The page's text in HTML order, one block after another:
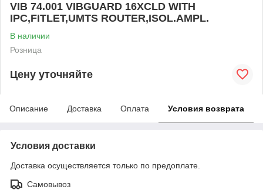
VIB 74.001 VIBGUARD 16XCLD WITH
IPC,FITLET,UMTS ROUTER,ISOL.AMPL.
В наличии
Розница
Цену уточняйте
Описание Доставка Оплата Условия возврата
Условия доставки
Доставка осуществляется только по предоплате.
Самовывоз